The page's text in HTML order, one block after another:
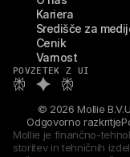
Kariera
Središče za
Cenik
Varnost
POVZETEK Z UI
© 2026 Mollie B.V.
Odgovorno razkritje
Mollie je finančno-
storitev in tehničnih